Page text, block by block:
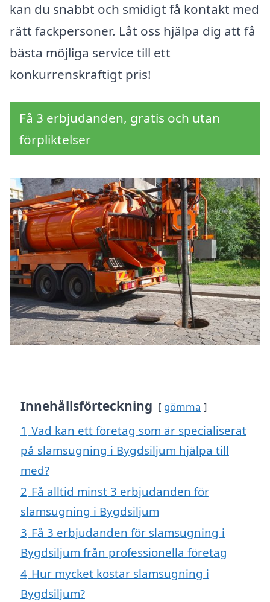
kan du snabbt och smidigt få kontakt med
rätt fackpersoner. Låt oss hjälpa dig att få
bästa möjliga service till ett
konkurrenskraftigt pris!
Få 3 erbjudanden, gratis och utan
förpliktelser
Innehållsförteckning gömma
1 Vad kan ett företag som är specialiserat
på slamsugning i Bygdsiljum hjälpa till
med?
2 Få alltid minst 3 erbjudanden för
slamsugning i Bygdsiljum
3 Få 3 erbjudanden för slamsugning i
Bygdsiljum från professionella företag
4 Hur mycket kostar slamsugning i
Bygdsiljum?